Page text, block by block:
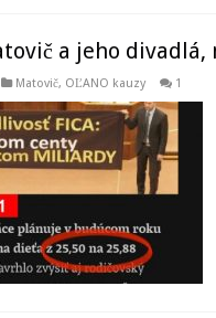
a jeho
Matovič, OĽANO kauzy 1